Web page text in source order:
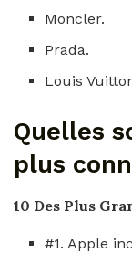
Moncler.
Prada.
Louis
Quelles
plus
10 Des Plus
#1. Apple